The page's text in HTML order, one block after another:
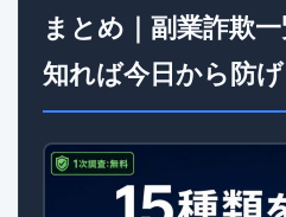
まとめ｜副業詐欺
知れば今日から防